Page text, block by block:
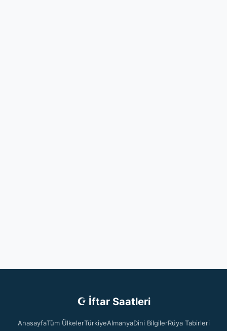
☪ İftar Saatleri
AnasayfaTüm ÜlkelerTürkiyeAlmanyaDini BilgilerRüya Tabirleri